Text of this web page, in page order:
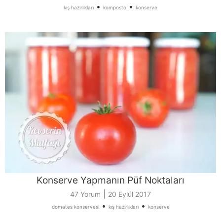
kış hazırlıkları • komposto • konserve
Konserve Yapmanın Püf Noktaları
47 Yorum 20 Eylül 2017
domates konservesi• kış hazırlıkları• konserve